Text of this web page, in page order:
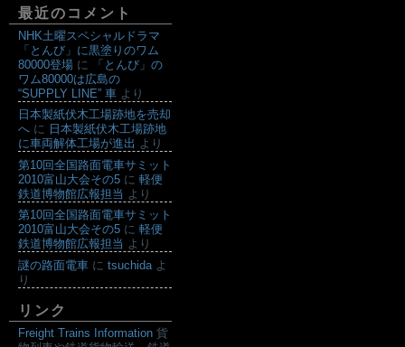
最近のコメント
NHK土曜スペシャルドラマ
「とんび」に黒塗りのワム
80000登場 に
「とんび」の
ワム80000は広島の
“SUPPLY LINE” 車 より
日本製紙伏木工場跡地を売却
へ に 日本製紙伏木工場跡地
に車両解体工場が進出 より
第10回全国路面電車サミット
2010富山大会その5 に 軽便
鉄道博物館広報担当 より
第10回全国路面電車サミット
2010富山大会その5 に 軽便
鉄道博物館広報担当 より
謎の路面電車 に tsuchida よ
り
リンク
Freight Trains Information 貨